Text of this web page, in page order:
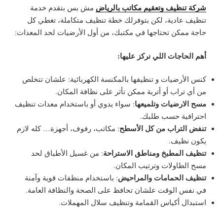
شركة تنظيف وتعقيم مكاتب بالرياض مش بس بتقدم خدمة
تنظيف عادية، لكن بتوفرلك خطة تنظيف متكاملة، تغطي كل
حاجة ممكن تحتاجها في مكتبك، من أول الأرضيات لحد المعدات:
أهم الحاجات اللي نركز عليها:
كنس الأرضيات و تنظيفها بالمكنسة الكهربائية: علشان تتخلص
من أي تراب أو أتربة ممكن تأثر على نظافة المكان.
مسح الارضيات وتلميعها: سواء يدوي أو باستخدام معدات تنظيف
احترافية حسب طلبك.
تنفض التراب من كل الأسطح: مكاتب، رفوف، أجهزة… كله لازم
يكون نظيف.
تنظيف المطبخ ومناطق الاستراحة: من غسيل الأطباق لحد
مسح الطاولات وترتيب المكان.
تنظيف الحمامات والمراحيض: باستخدام منظفات قوية وآمنة
في نفس الوقت علشان تحافظ على الصحة والنظافة العامة.
استبدال أكياس القمامة وتنظيف سلال المهملات.